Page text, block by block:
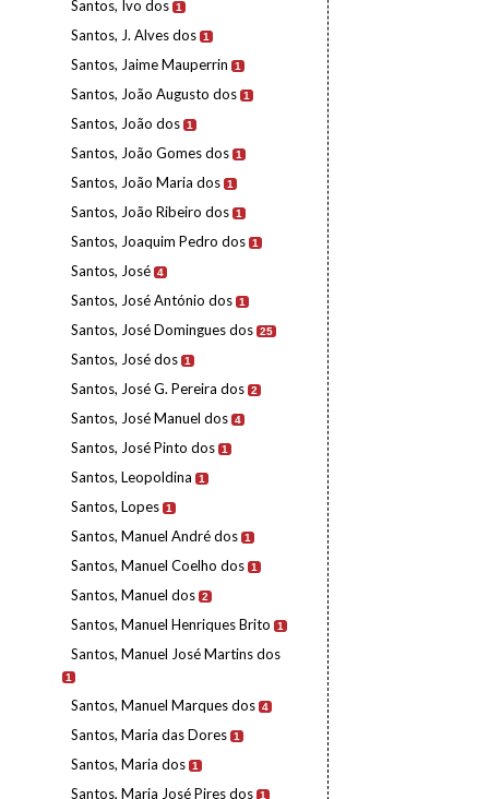
Santos, Ivo dos 1
Santos, J. Alves dos 1
Santos, Jaime Mauperrin 1
Santos, João Augusto dos 1
Santos, João dos 1
Santos, João Gomes dos 1
Santos, João Maria dos 1
Santos, João Ribeiro dos 1
Santos, Joaquim Pedro dos 1
Santos, José 4
Santos, José António dos 1
Santos, José Domingues dos 25
Santos, José dos 1
Santos, José G. Pereira dos 2
Santos, José Manuel dos 4
Santos, José Pinto dos 1
Santos, Leopoldina 1
Santos, Lopes 1
Santos, Manuel André dos 1
Santos, Manuel Coelho dos 1
Santos, Manuel dos 2
Santos, Manuel Henriques Brito 1
Santos, Manuel José Martins dos
1
Santos, Manuel Marques dos 4
Santos, Maria das Dores 1
Santos, Maria dos 1
Santos, Maria José Pires dos 1